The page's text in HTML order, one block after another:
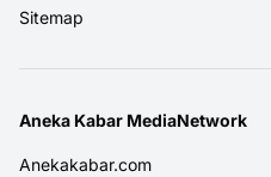
Sitemap
Aneka Kabar MediaNetwork
Anekakabar.com